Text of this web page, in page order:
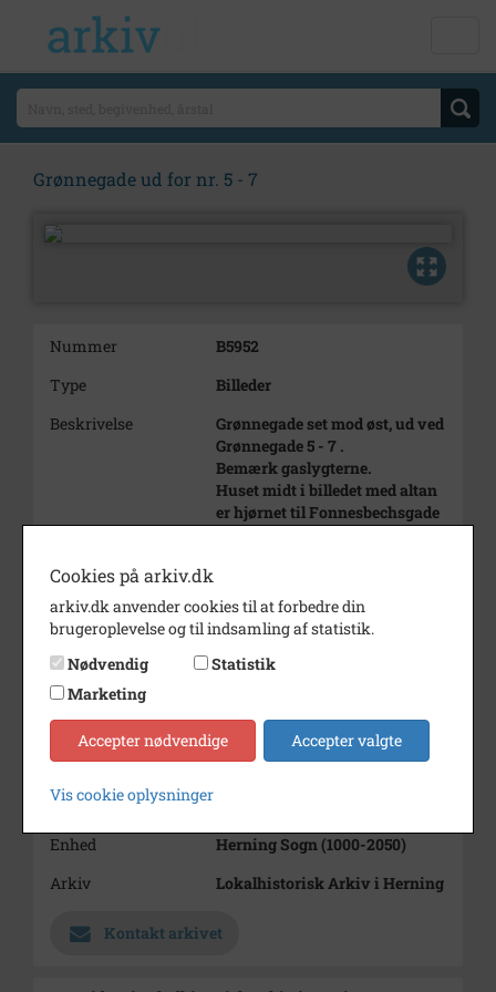
Grønnegade ud for nr. 5 - 7
Nummer
B5952
Type
Billeder
Beskrivelse
Grønnegade set mod øst, ud ved
Grønnegade 5 - 7 .
Bemærk gaslygterne.
Huset midt i billedet med altan
er hjørnet til Fonnesbechsgade
Periode
Dateringsnote
u.å.
Fotograf
Størrelse
Materiale
s/h positiv
Se på kort
Type
Enhed
Herning Sogn (1000-2050)
Arkiv
Lokalhistorisk Arkiv i Herning
Kontakt arkivet
Cookies på arkiv.dk
arkiv.dk anvender cookies til at forbedre din
brugeroplevelse og til indsamling af statistik.
Nødvendig
Statistik
Marketing
Accepter nødvendige Accepter valgte
Vis cookie oplysninger